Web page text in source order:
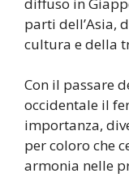
parti dell’Asia,
cultura e della
Con il passare
occidentale il
importanza,
per coloro che
armonia nelle